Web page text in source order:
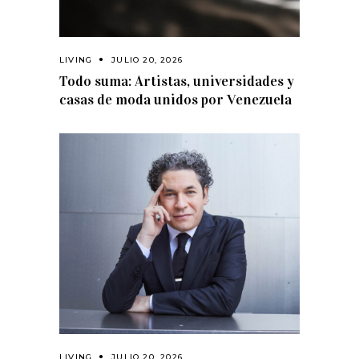
LIVING JULIO 20, 2026
Todo suma: Artistas, universidades y
casas de moda unidos por Venezuela